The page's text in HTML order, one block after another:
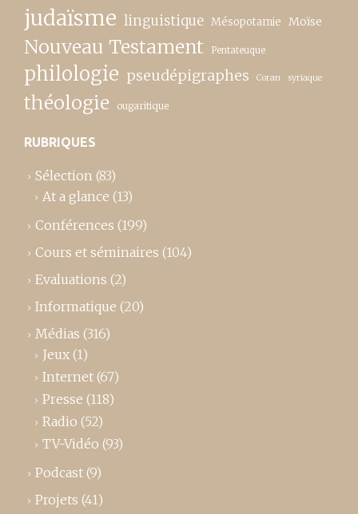
judaïsme linguistique Mésopotamie Moïse
Nouveau Testament Pentateuque
philologie pseudépigraphes Coran syriaque
théologie ougaritique
RUBRIQUES
Sélection (83)
At a glance (13)
Conférences (199)
Cours et séminaires (104)
Evaluations (2)
Informatique (20)
Médias (316)
Jeux (1)
Internet (67)
Presse (118)
Radio (52)
TV-Vidéo (93)
Podcast (9)
Projets (41)